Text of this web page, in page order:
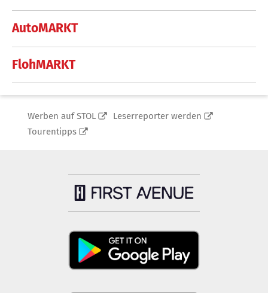
AutoMARKT
FlohMARKT
Werben auf STOL
Leserreporter werden
Tourentipps